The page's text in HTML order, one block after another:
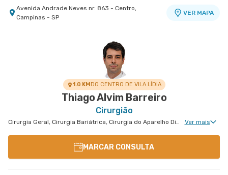
Avenida Andrade Neves nr. 863 - Centro,
Campinas - SP
VER MAPA
1.0 KMDO CENTRO DE VILA LÍDIA
Thiago Alvim Barreiro
Cirurgião
Cirurgia Geral, Cirurgia Bariátrica, Cirurgia do Aparelho Digestivo, Cirurgia Robótica Geral Ver mais
MARCAR CONSULTA